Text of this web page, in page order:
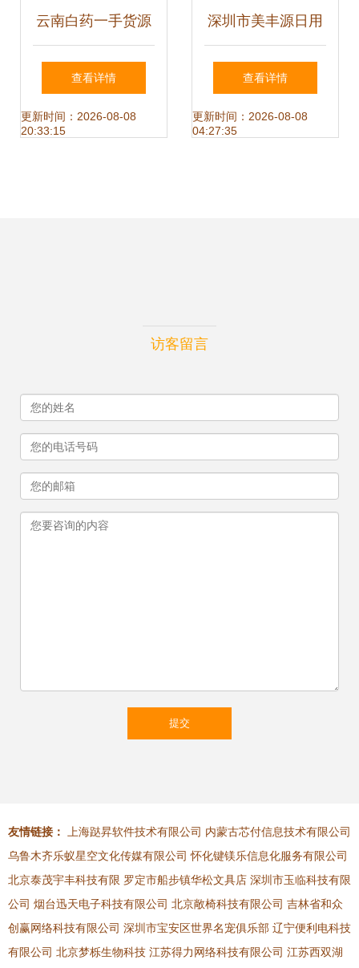
云南白药一手货源
直供 劳保日用品长
期供货新选择
查看详情
更新时间：2026-08-08
20:33:15
深圳市美丰源日用
品卫生巾产品介绍
及日用杂品销售概
查看详情
更新时间：2026-08-08
04:27:35
访客留言
友情链接： 上海跶昇软件技术有限公司 内蒙古芯付信息技术有限公司
乌鲁木齐乐蚁星空文化传媒有限公司 怀化键镁乐信息化服务有限公司
北京泰茂宇丰科技有限 罗定市船步镇华松文具店 深圳市玉临科技有限
公司 烟台迅天电子科技有限公司 北京敞椅科技有限公司 吉林省和众
创赢网络科技有限公司 深圳市宝安区世界名宠俱乐部 辽宁便利电科技
有限公司 北京梦栎生物科技 江苏得力网络科技有限公司 江苏西双湖